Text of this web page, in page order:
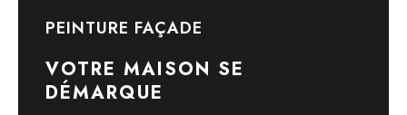
PEINTURE FAÇADE
VOTRE MAISON SE
DÉMARQUE